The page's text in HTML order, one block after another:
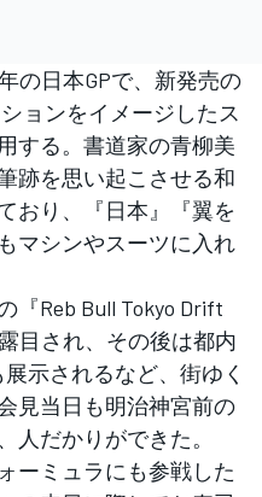
の日本GPで、新発売の
ョンをイメージしたス
する。書道家の青柳美
跡を思い起こさせる和
おり、『日本』『翼を
マシンやスーツに入れ
Reb Bull Tokyo Drift
目され、その後は都内
示されるなど、街ゆく
見当日も明治神宮前の
人だかりができた。
ーミュラにも参戦した